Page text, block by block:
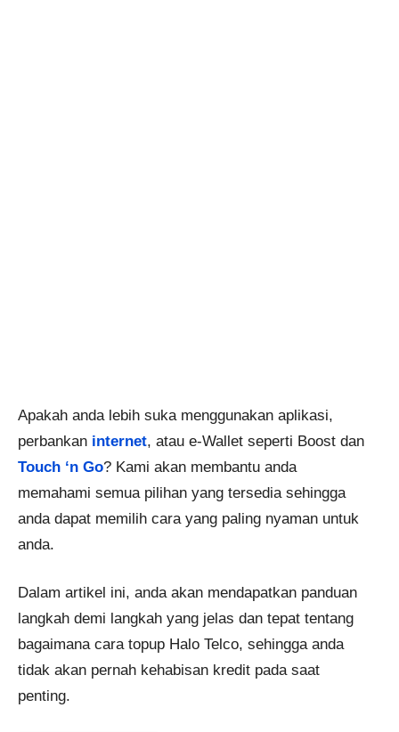
Apakah anda lebih suka menggunakan aplikasi,
perbankan internet, atau e-Wallet seperti Boost dan
Touch ‘n Go? Kami akan membantu anda
memahami semua pilihan yang tersedia sehingga
anda dapat memilih cara yang paling nyaman untuk
anda.
Dalam artikel ini, anda akan mendapatkan panduan
langkah demi langkah yang jelas dan tepat tentang
bagaimana cara topup Halo Telco, sehingga anda
tidak akan pernah kehabisan kredit pada saat
penting.